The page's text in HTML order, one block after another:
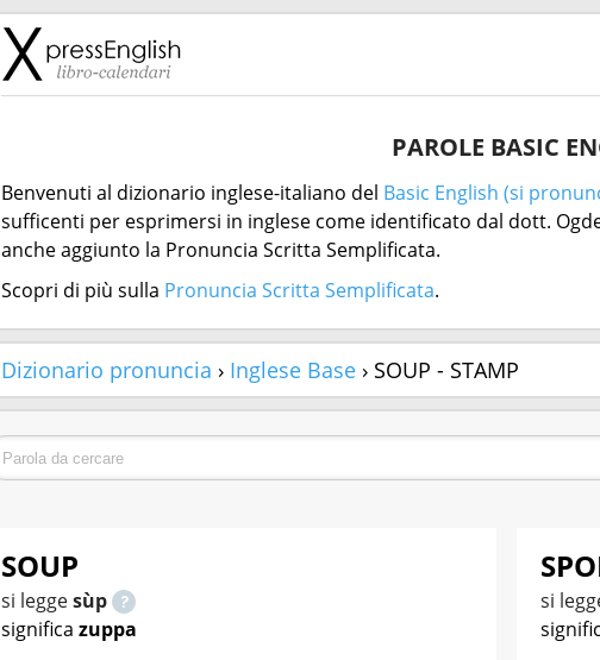
PAROLE BASIC
Benvenuti al dizionario inglese-italiano del Basic English (si
sufficenti per esprimersi in inglese come identificato dal dott.
anche aggiunto la Pronuncia Scritta Semplificata.
Scopri di più sulla Pronuncia Scritta Semplificata.
Dizionario pronuncia › Inglese Base › SOUP - STAMP
SOUP
si leggesùp
significa zuppa
si